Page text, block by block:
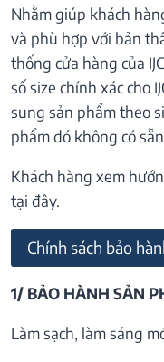
Nhằm giúp khách
và phù hợp với bản
thống cửa hàng của
số size chính xác cho
sung sản phẩm theo
phẩm đó không có
Khách hàng xem
tại đây.
Chính sách bảo
1/ BẢO HÀNH SẢN
Làm sạch, làm sáng